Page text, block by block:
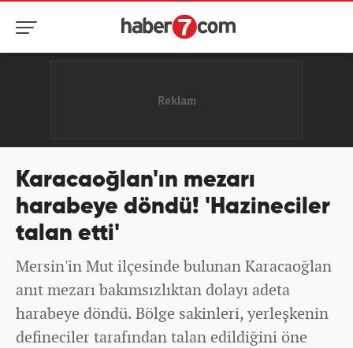
Karacaoğlan'ın mezarı
harabeye döndü! 'Hazineciler
talan etti'
Mersin'in Mut ilçesinde bulunan Karacaoğlan
anıt mezarı bakımsızlıktan dolayı adeta
harabeye döndü. Bölge sakinleri, yerleşkenin
defineciler tarafından talan edildiğini öne